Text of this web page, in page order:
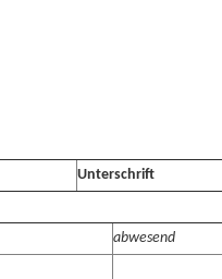
Unterschrift
abwesend